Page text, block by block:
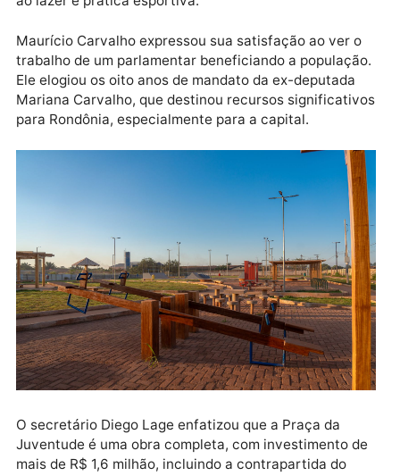
ressaltando que a Praça da Juventude é uma das
completas e bonitas de Porto Velho. Com
aproximadamente 8 mil metros quadrados, a praça
conta com um campo de futebol gramado, quadra de
basquete, pista de skate e outros espaços
ao lazer e prática esportiva.
Maurício Carvalho expressou sua satisfação ao ver
trabalho de um parlamentar beneficiando a
Ele elogiou os oito anos de mandato da ex-deputada
Mariana Carvalho, que destinou recursos
para Rondônia, especialmente para a capital.